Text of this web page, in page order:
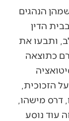
הנהגים
הדין
ותבעו את
כתוצאה
הזכוכית,
דרס מישהו,
עוד נוסע